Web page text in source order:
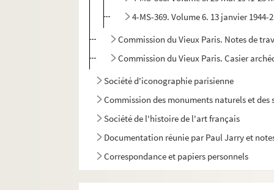
4-MS-369. Volume 6. 13 janvier 1944-
Commission du Vieux Paris. Notes de
Commission du Vieux Paris. Casier
Société d'iconographie parisienne
Commission des monuments naturels et
Société de l'histoire de l'art français
Documentation réunie par Paul Jarry et
Correspondance et papiers personnels